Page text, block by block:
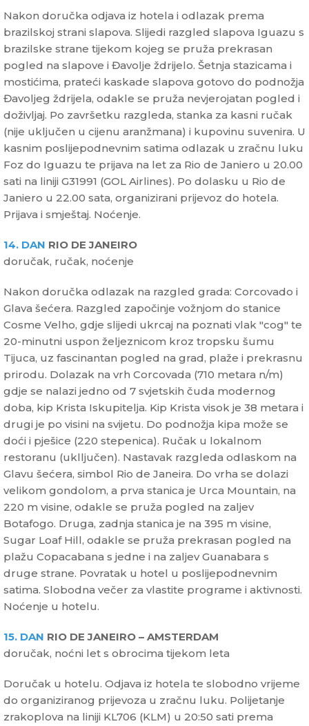
Nakon doručka odjava iz hotela i odlazak prema
brazilskoj strani slapova. Slijedi razgled slapova Iguazu s
brazilske strane tijekom kojeg se pruža prekrasan
pogled na slapove i Đavolje ždrijelo. Šetnja stazicama i
mostićima, prateći kaskade slapova gotovo do podnožja
Đavoljeg ždrijela, odakle se pruža nevjerojatan pogled i
doživljaj. Po završetku razgleda, stanka za kasni ručak
(nije uključen u cijenu aranžmana) i kupovinu suvenira. U
kasnim poslijepodnevnim satima odlazak u zračnu luku
Foz do Iguazu te prijava na let za Rio de Janiero u 20.00
sati na liniji G31991 (GOL Airlines). Po dolasku u Rio de
Janiero u 22.00 sata, organizirani prijevoz do hotela.
Prijava i smještaj. Noćenje.
14. DAN RIO DE JANEIRO
doručak, ručak, noćenje
Nakon doručka odlazak na razgled grada: Corcovado i
Glava šećera. Razgled započinje vožnjom do stanice
Cosme Velho, gdje slijedi ukrcaj na poznati vlak "cog" te
20-minutni uspon željeznicom kroz tropsku šumu
Tijuca, uz fascinantan pogled na grad, plaže i prekrasnu
prirodu. Dolazak na vrh Corcovada (710 metara n/m)
gdje se nalazi jedno od 7 svjetskih čuda modernog
doba, kip Krista Iskupitelja. Kip Krista visok je 38 metara i
drugi je po visini na svijetu. Do podnožja kipa može se
doći i pješice (220 stepenica). Ručak u lokalnom
restoranu (uklljučen). Nastavak razgleda odlaskom na
Glavu šećera, simbol Rio de Janeira. Do vrha se dolazi
velikom gondolom, a prva stanica je Urca Mountain, na
220 m visine, odakle se pruža pogled na zaljev
Botafogo. Druga, zadnja stanica je na 395 m visine,
Sugar Loaf Hill, odakle se pruža prekrasan pogled na
plažu Copacabana s jedne i na zaljev Guanabara s
druge strane. Povratak u hotel u poslijepodnevnim
satima. Slobodna večer za vlastite programe i aktivnosti.
Noćenje u hotelu.
15. DAN RIO DE JANEIRO – AMSTERDAM
doručak, noćni let s obrocima tijekom leta
Doručak u hotelu. Odjava iz hotela te slobodno vrijeme
do organiziranog prijevoza u zračnu luku. Polijetanje
zrakoplova na liniji KL706 (KLM) u 20:50 sati prema